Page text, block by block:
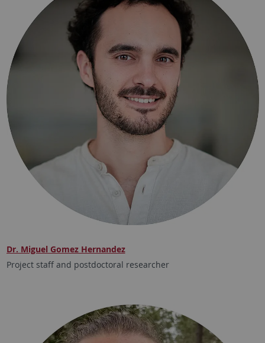
Dr. Miguel Gomez Hernandez
Project staff and postdoctoral researcher